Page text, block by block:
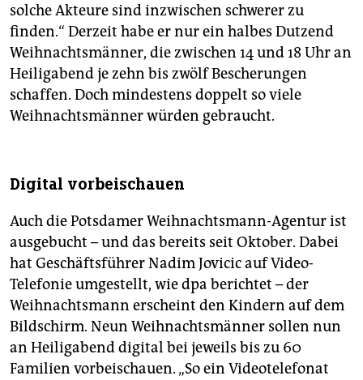
solche Akteure sind inzwischen schwerer zu
finden.“ Derzeit habe er nur ein halbes Dutzend
Weihnachtsmänner, die zwischen 14 und 18 Uhr an
Heiligabend je zehn bis zwölf Bescherungen
schaffen. Doch mindestens doppelt so viele
Weihnachtsmänner würden gebraucht.
Digital vorbeischauen
Auch die Potsdamer Weihnachtsmann-Agentur ist
ausgebucht – und das bereits seit Oktober. Dabei
hat Geschäftsführer Nadim Jovicic auf Video-
Telefonie umgestellt, wie dpa berichtet – der
Weihnachtsmann erscheint den Kindern auf dem
Bildschirm. Neun Weihnachtsmänner sollen nun
an Heiligabend digital bei jeweils bis zu 60
Familien vorbeischauen. „So ein Videotelefonat